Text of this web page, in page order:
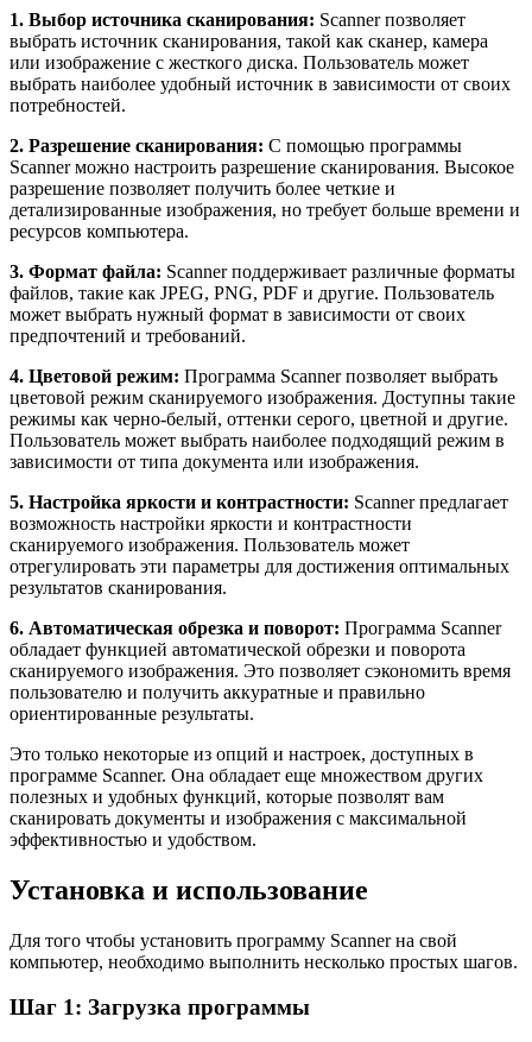
1. Выбор источника сканирования: Scanner позволяет
выбрать источник сканирования, такой как сканер, камера
или изображение с жесткого диска. Пользователь может
выбрать наиболее удобный источник в зависимости от своих
потребностей.
2. Разрешение сканирования: С помощью программы
Scanner можно настроить разрешение сканирования. Высокое
разрешение позволяет получить более четкие и
детализированные изображения, но требует больше времени и
ресурсов компьютера.
3. Формат файла: Scanner поддерживает различные форматы
файлов, такие как JPEG, PNG, PDF и другие. Пользователь
может выбрать нужный формат в зависимости от своих
предпочтений и требований.
4. Цветовой режим: Программа Scanner позволяет выбрать
цветовой режим сканируемого изображения. Доступны такие
режимы как черно-белый, оттенки серого, цветной и другие.
Пользователь может выбрать наиболее подходящий режим в
зависимости от типа документа или изображения.
5. Настройка яркости и контрастности: Scanner предлагает
возможность настройки яркости и контрастности
сканируемого изображения. Пользователь может
отрегулировать эти параметры для достижения оптимальных
результатов сканирования.
6. Автоматическая обрезка и поворот: Программа Scanner
обладает функцией автоматической обрезки и поворота
сканируемого изображения. Это позволяет сэкономить время
пользователю и получить аккуратные и правильно
ориентированные результаты.
Это только некоторые из опций и настроек, доступных в
программе Scanner. Она обладает еще множеством других
полезных и удобных функций, которые позволят вам
сканировать документы и изображения с максимальной
эффективностью и удобством.
Установка и использование
Для того чтобы установить программу Scanner на свой
компьютер, необходимо выполнить несколько простых шагов.
Шаг 1: Загрузка программы